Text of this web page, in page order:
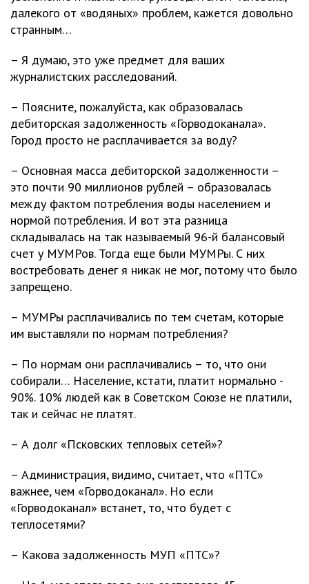
далекого от «водяных» проблем, кажется довольно
странным…
– Я думаю, это уже предмет для ваших
журналистских расследований.
– Поясните, пожалуйста, как образовалась
дебиторская задолженность «Горводоканала».
Город просто не расплачивается за воду?
– Основная масса дебиторской задолженности –
это почти 90 миллионов рублей – образовалась
между фактом потребления воды населением и
нормой потребления. И вот эта разница
складывалась на так называемый 96-й балансовый
счет у МУМРов. Тогда еще были МУМРы. С них
востребовать денег я никак не мог, потому что было
запрещено.
– МУМРы расплачивались по тем счетам, которые
им выставляли по нормам потребления?
– По нормам они расплачивались – то, что они
собирали… Население, кстати, платит нормально -
90%. 10% людей как в Советском Союзе не платили,
так и сейчас не платят.
– А долг «Псковских тепловых сетей»?
– Администрация, видимо, считает, что «ПТС»
важнее, чем «Горводоканал». Но если
«Горводоканал» встанет, то, что будет с
теплосетями?
– Какова задолженность МУП «ПТС»?